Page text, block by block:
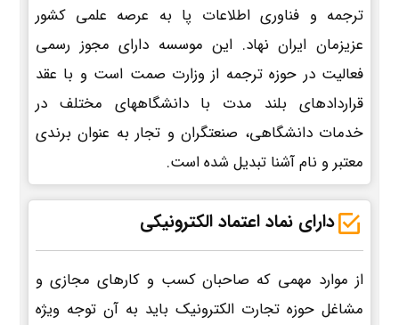
ترجمه و فناوری اطلاعات پا به عرصه علمی کشور
عزیزمان ایران نهاد. این موسسه دارای مجوز رسمی
فعالیت در حوزه ترجمه از وزارت صمت است و با عقد
قراردادهای بلند مدت با دانشگاههای مختلف در
خدمات دانشگاهی، صنعتگران و تجار به عنوان برندی
معتبر و نام آشنا تبدیل شده است.
دارای نماد اعتماد الکترونیکی
از موارد مهمی که صاحبان کسب و کارهای مجازی و
مشاغل حوزه تجارت الکترونیک باید به آن توجه ویژه